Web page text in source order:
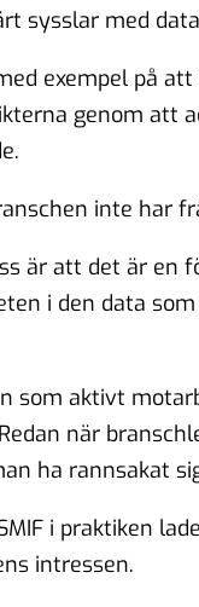
sysslar med
exempel på
genom att
inte har
är att det är en
i den data
som aktivt
när
ha rannsakat
i praktiken
intressen.